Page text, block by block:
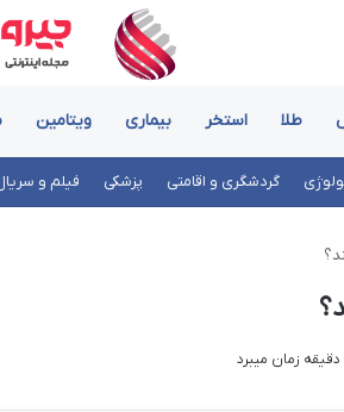
طلا استخر بیماری ویتامین
گردشگری و اقامتی پزشکی فیلم و